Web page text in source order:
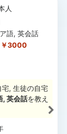
人
語, 英会話
￥3000
, 生徒の自宅
, 英会話を教え